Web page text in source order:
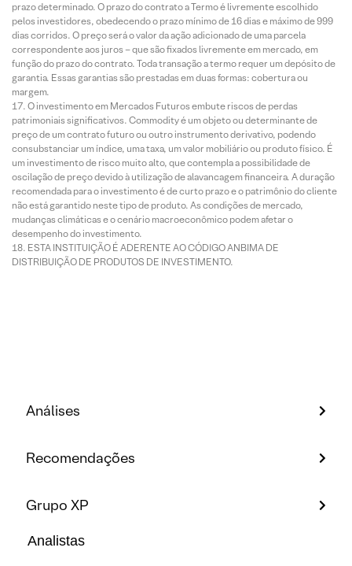
prazo determinado. O prazo do contrato a Termo é livremente escolhido
pelos investidores, obedecendo o prazo mínimo de 16 dias e máximo de 999
dias corridos. O preço será o valor da ação adicionado de uma parcela
correspondente aos juros – que são fixados livremente em mercado, em
função do prazo do contrato. Toda transação a termo requer um depósito de
garantia. Essas garantias são prestadas em duas formas: cobertura ou
margem.
O investimento em Mercados Futuros embute riscos de perdas
patrimoniais significativos. Commodity é um objeto ou determinante de
preço de um contrato futuro ou outro instrumento derivativo, podendo
consubstanciar um índice, uma taxa, um valor mobiliário ou produto físico. É
um investimento de risco muito alto, que contempla a possibilidade de
oscilação de preço devido à utilização de alavancagem financeira. A duração
recomendada para o investimento é de curto prazo e o patrimônio do cliente
não está garantido neste tipo de produto. As condições de mercado,
mudanças climáticas e o cenário macroeconômico podem afetar o
desempenho do investimento.
ESTA INSTITUIÇÃO É ADERENTE AO CÓDIGO ANBIMA DE
DISTRIBUIÇÃO DE PRODUTOS DE INVESTIMENTO.
Análises
Recomendações
Grupo XP
Analistas